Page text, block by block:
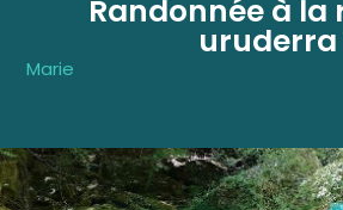
Randonnée à la
uruderra
Marie